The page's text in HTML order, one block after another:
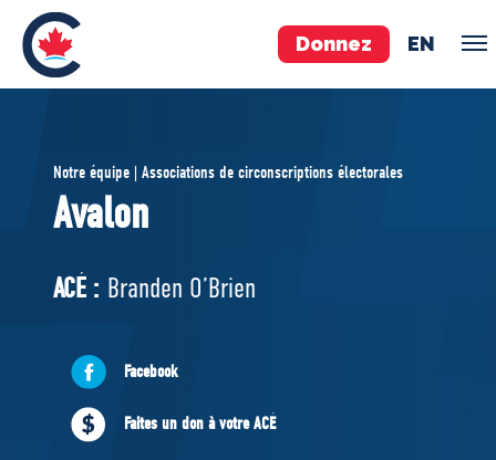
Donnez EN
ÉQUIPE
Pierre Poilievre
Vos députés conservateurs
Cabinet fantôme
Exécutif national
À PROPOS
Documents constitutifs
Notre équipe | Associations de circonscriptions électorales
Avalon
ACÉ : Branden O’Brien
Facebook
Faites un don à votre ACÉ